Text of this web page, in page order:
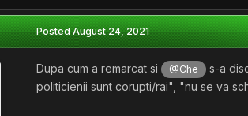
PostedAugust 24, 2021
Dupa cum a remarcat si @Che
s-a
politicienii sunt corupti/rai", "nu se va